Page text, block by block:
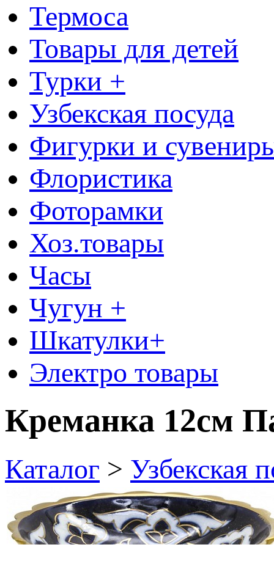
Термоса
Товары для детей
Турки +
Узбекская посуда
Фигурки и
Флористика
Фоторамки
Хоз.товары
Часы
Чугун +
Шкатулки+
Электро товары
Креманка 12см
Каталог > Узбекская